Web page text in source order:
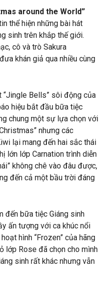
around the World”
thể hiện những bài hát
sinh trên khắp thế giới.
cô và trò Sakura
khán giả qua nhiều cùng
“Jingle Bells” sôi động của
hiệu bắt đầu bữa tiệc
chung một sự lựa chọn với
nhưng các
lại mang đến hai sắc thái
lớn lớp Carnation trình diễn
không chê vào đâu được,
đến cả một bầu trời đáng
đến bữa tiệc Giáng sinh
ấn tượng với ca khúc nổi
hình “Frozen” của hãng
lớp Rose đã chọn cho mình
sinh rất khác nhưng vẫn